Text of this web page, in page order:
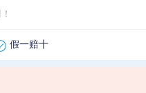
假一赔十